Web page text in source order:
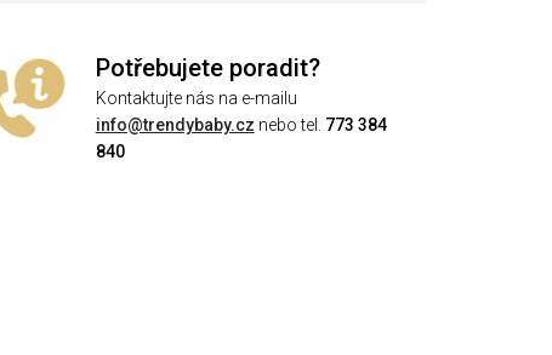
Potřebujete poradit?
Kontaktujte nás na e-mailu
info@trendybaby.cz nebo tel. 773 384
840